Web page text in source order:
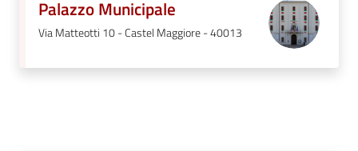
Palazzo Municipale
Via Matteotti 10 - Castel Maggiore - 40013